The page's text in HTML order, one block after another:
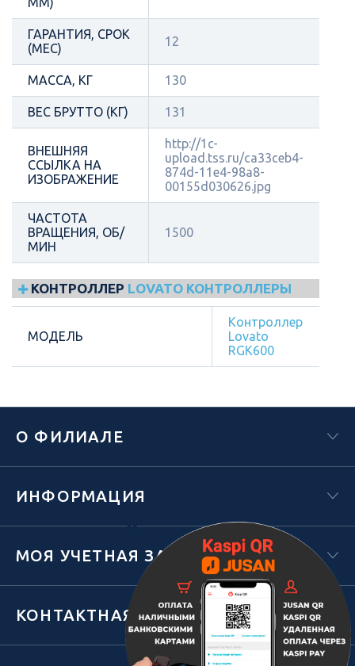
ГАРАНТИЯ, СРОК
(МЕС)
12
МАССА, КГ 130
ВЕС БРУТТО (КГ) 131
ВНЕШНЯЯ
ССЫЛКА НА
ИЗОБРАЖЕНИЕ
http://1c-
upload.tss.ru/ca33ceb4-
874d-11e4-98a8-
00155d030626.jpg
ЧАСТОТА
ВРАЩЕНИЯ, ОБ/
МИН
1500
КОНТРОЛЛЕР LOVATO КОНТРОЛЛЕРЫ
МОДЕЛЬ
Контроллер
Lovato
RGK600
Х
О ФИЛИАЛЕ
ИНФОРМАЦИЯ
МОЯ УЧЕТНАЯ ЗАПИСЬ
КОНТАКТНАЯ ИНФОРМАЦИЯ